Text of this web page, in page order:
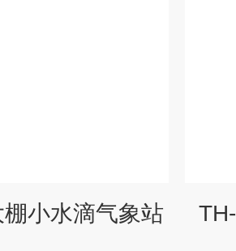
小水滴气象站